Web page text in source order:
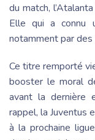
du match,
Elle qui a connu
notamment par
Ce titre remporté
booster le moral
avant la dernière
rappel, la Juventus
à la prochaine